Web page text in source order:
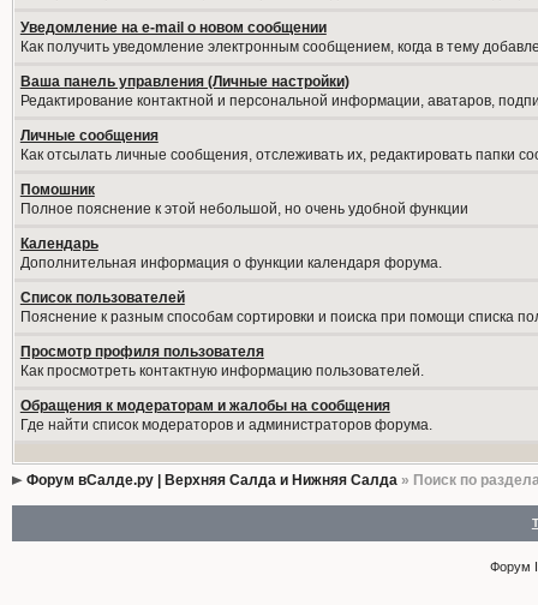
Уведомление на е-mail о новом сообщении
Как получить уведомление электронным сообщением, когда в тему
Ваша панель управления (Личные настройки)
Редактирование контактной и персональной информации, аватаров,
Личные сообщения
Как отсылать личные сообщения, отслеживать их, редактировать папки
Помошник
Полное пояснение к этой небольшой, но очень удобной функции
Календарь
Дополнительная информация о функции календаря форума.
Список пользователей
Пояснение к разным способам сортировки и поиска при помощи списка
Просмотр профиля пользователя
Как просмотреть контактную информацию пользователей.
Обращения к модераторам и жалобы на сообщения
Где найти список модераторов и администраторов форума.
Форум вСалде.ру | Верхняя Салда и Нижняя Салда» Поиск по
Форум